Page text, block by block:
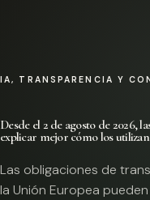
IA, TRANSPARENCIA Y
Desde el 2 de agosto de 2026,
explicar mejor cómo los
Las obligaciones de
la Unión Europea